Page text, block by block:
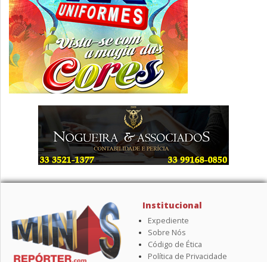
Institucional
Expediente
Sobre Nós
Código de Ética
Política de Privacidade